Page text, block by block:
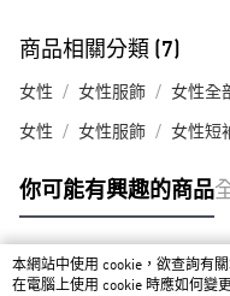
商品相關分類 (7)
女性 女性服飾 女性全
女性 女性服飾 女性短
你可能有興趣的商品
熱門標籤
本網站中使用 cookie，欲查詢有
在電腦上使用 cookie 時應如何變